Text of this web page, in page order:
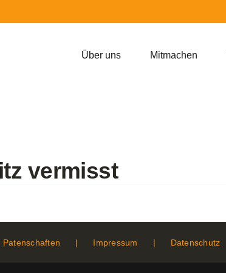
Über uns Mitmachen
vermisst
Patenschaften Impressum Datenschutz